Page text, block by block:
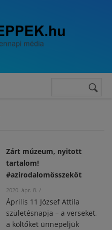
Keresés
Zárt múzeum, nyitott
tartalom!
#azirodalomösszeköt
2020. ápr. 8. /
Április 11 József Attila
születésnapja – a verseket,
a költőket ünnepeljük